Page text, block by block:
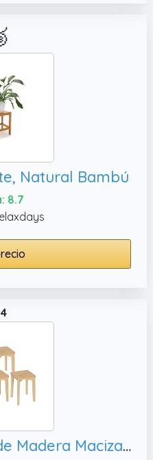
Natural Bambú
8.7
WOLTU Taburete de Madera Maciza, BH344ei-4